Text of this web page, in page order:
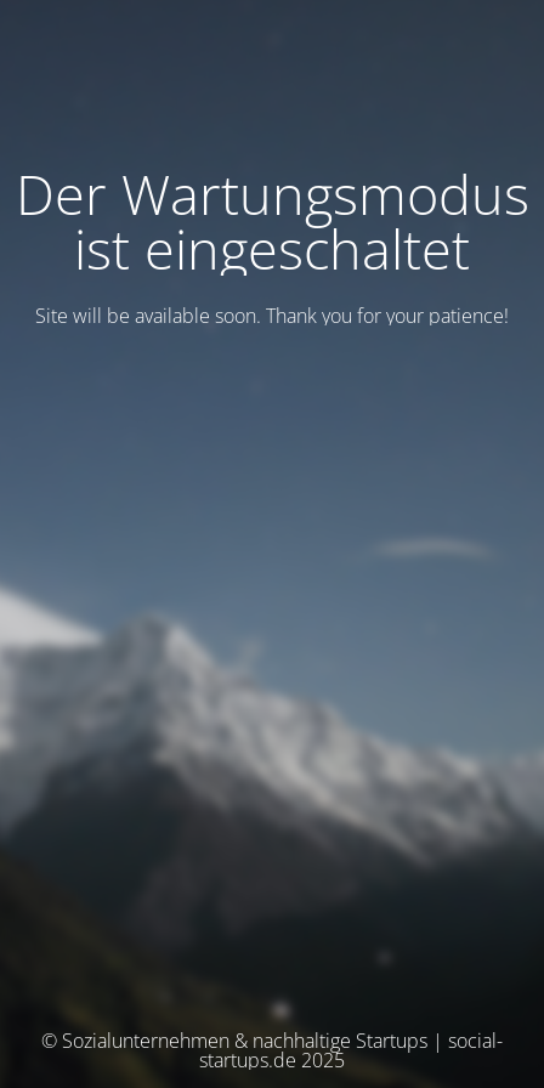
Der Wartungsmodus
ist eingeschaltet
Site will be available soon. Thank you for your patience!
© Sozialunternehmen & nachhaltige Startups | social-
startups.de 2025